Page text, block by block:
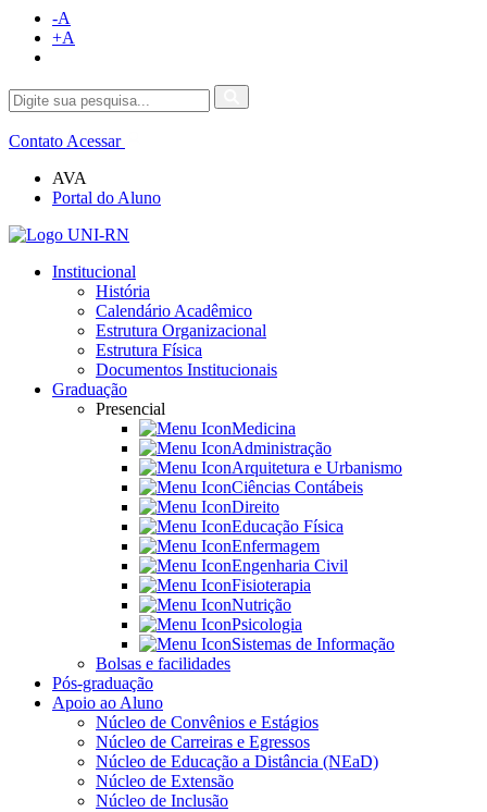
-A
+A
Contato Acessar
AVA
Portal do Aluno
Institucional
História
Calendário Acadêmico
Estrutura Organizacional
Estrutura Física
Documentos Institucionais
Graduação
Presencial
Medicina
Administração
Arquitetura e Urbanismo
Ciências Contábeis
Direito
Educação Física
Enfermagem
Engenharia Civil
Fisioterapia
Nutrição
Psicologia
Sistemas de Informação
Bolsas e facilidades
Pós-graduação
Apoio ao Aluno
Núcleo de Convênios e Estágios
Núcleo de Carreiras e Egressos
Núcleo de Educação a Distância (NEaD)
Núcleo de Extensão
Núcleo de Inclusão